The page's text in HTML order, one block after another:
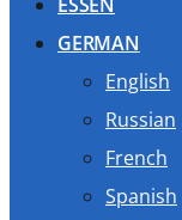
GERMAN
English
Russian
French
Spanish